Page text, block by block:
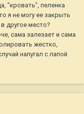
"кровать", пеленка
я не могу ее закрыть
другое место?
сама залезает и сама
жестко,
напугал с лапой